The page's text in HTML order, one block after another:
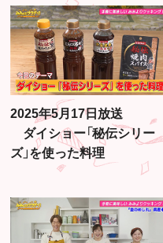
2025年5月17日放送
ダイショー「秘伝シリー
ズ」を使った料理